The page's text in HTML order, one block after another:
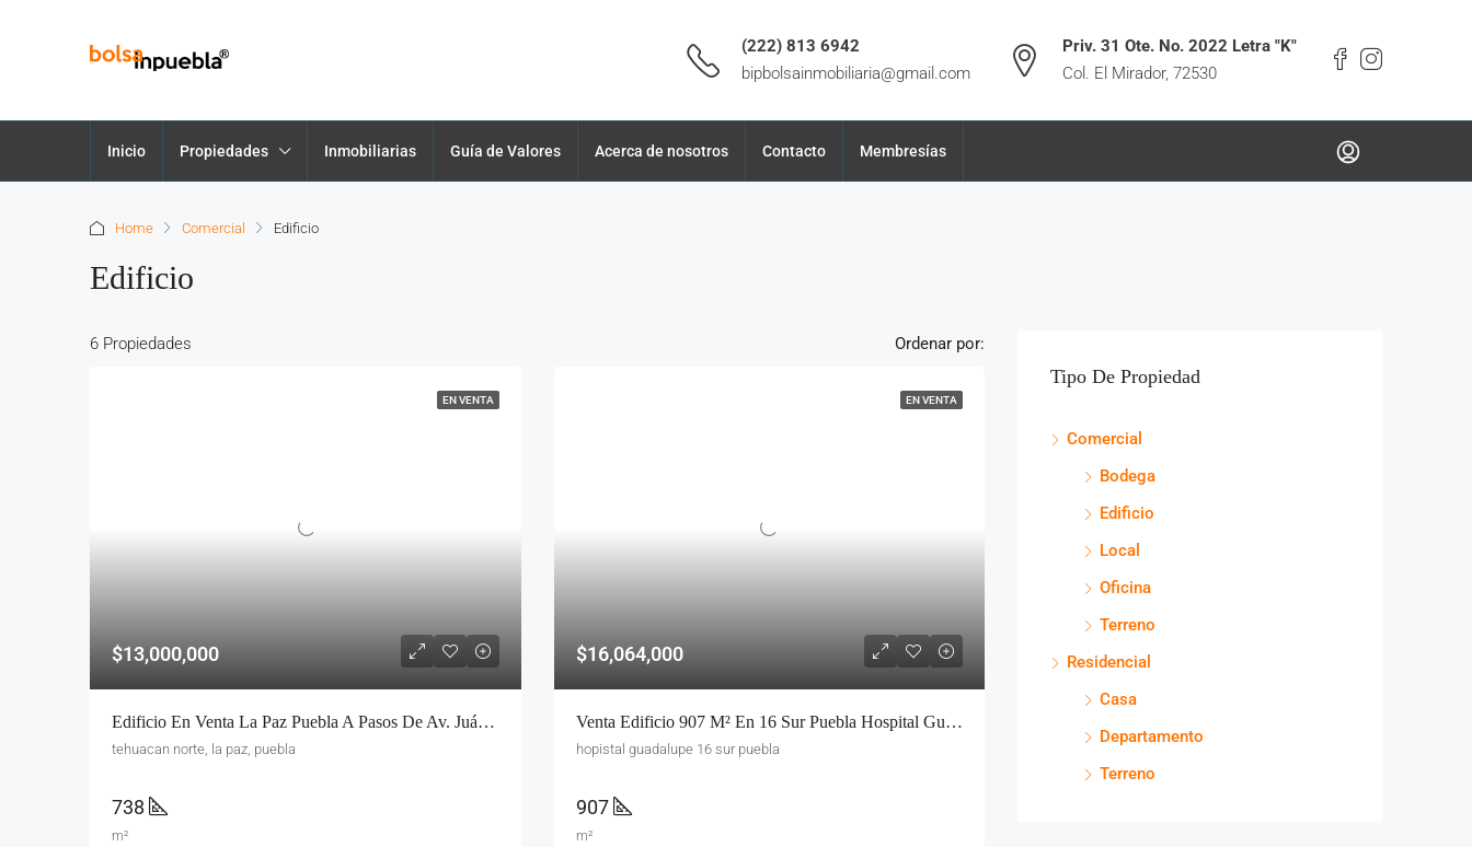
(222) 813 6942
bipbolsainmobiliaria@gmail.com
Priv. 31 Ote. No. 2022 Letra "K"
Col. El Mirador, 72530
Inicio Propiedades Inmobiliarias Guía de Valores Acerca de nosotros Contacto Membresías
Home Comercial Edificio
Edificio
6 Propiedades Ordenar por:
EN VENTA
$13,000,000
Edificio En Venta La Paz Puebla A Pasos De Av. Juárez | Ideal Oficinas O Notaría Con Estacionamiento
tehuacan norte, la paz, puebla
738
m²
EN VENTA
$16,064,000
Venta Edificio 907 M² En 16 Sur Puebla Hospital Guadalupe – Clinica, Escuela U Oficinas
hopistal guadalupe 16 sur puebla
907
m²
Tipo De Propiedad
Comercial
Bodega
Edificio
Local
Oficina
Terreno
Residencial
Casa
Departamento
Terreno